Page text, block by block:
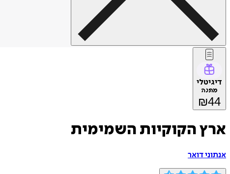
דיגיטלי
מתנה
₪44
ארץ הקוקיות השמימית
אנתוני דואר